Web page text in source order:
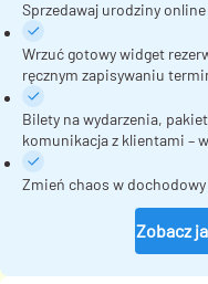
Sprzedawaj urodziny
Wrzuć gotowy widget
ręcznym zapisywaniu
Bilety na wydarzenia,
komunikacja z klientami –
Zmień chaos w
Zobacz